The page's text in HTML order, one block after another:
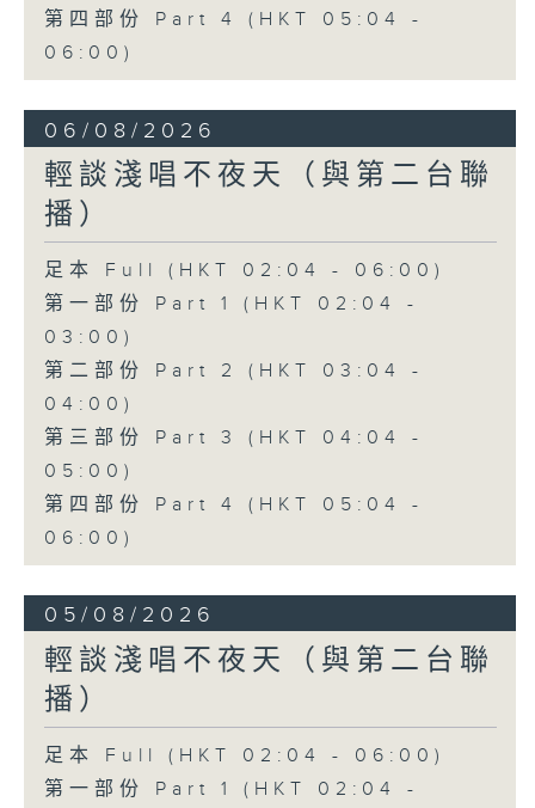
第四部份 Part 4 (HKT 05:04 -
06:00)
06/08/2026
輕談淺唱不夜天（與第二台聯
播）
足本 Full (HKT 02:04 - 06:00)
第一部份 Part 1 (HKT 02:04 -
03:00)
第二部份 Part 2 (HKT 03:04 -
04:00)
第三部份 Part 3 (HKT 04:04 -
05:00)
第四部份 Part 4 (HKT 05:04 -
06:00)
05/08/2026
輕談淺唱不夜天（與第二台聯
播）
足本 Full (HKT 02:04 - 06:00)
第一部份 Part 1 (HKT 02:04 -